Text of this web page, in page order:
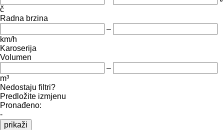
č
Radna brzina
–
km/h
Karoserija
Volumen
–
m³
Nedostaju filtri?
Predložite izmjenu
Pronađeno:
-
prikaži